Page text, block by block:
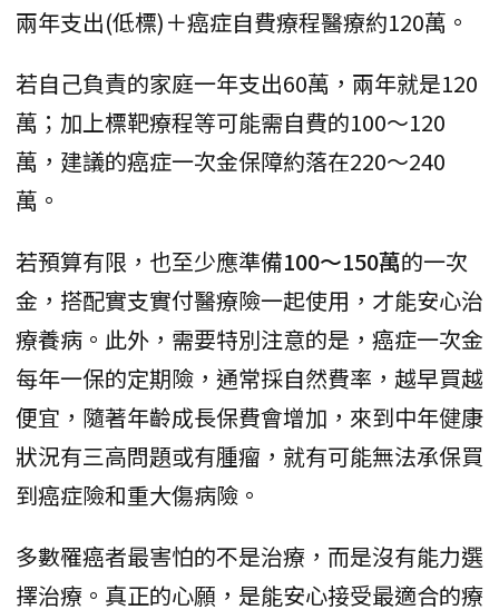
兩年支出(低標)＋癌症自費療程醫療約120萬。
若自己負責的家庭一年支出60萬，兩年就是120
萬；加上標靶療程等可能需自費的100～120
萬，建議的癌症一次金保障約落在220～240
萬。
若預算有限，也至少應準備100～150萬的一次
金，搭配實支實付醫療險一起使用，才能安心治
療養病。此外，需要特別注意的是，癌症一次金
每年一保的定期險，通常採自然費率，越早買越
便宜，隨著年齡成長保費會增加，來到中年健康
狀況有三高問題或有腫瘤，就有可能無法承保買
到癌症險和重大傷病險。
多數罹癌者最害怕的不是治療，而是沒有能力選
擇治療。真正的心願，是能安心接受最適合的療